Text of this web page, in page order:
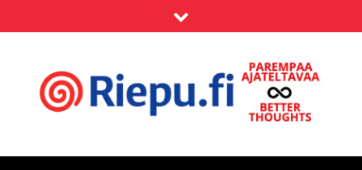
to
Riepu.fi